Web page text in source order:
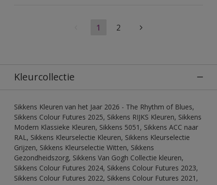
1 2
Kleurcollectie
Sikkens Kleuren van het Jaar 2026 - The Rhythm of Blues,
Sikkens Colour Futures 2025, Sikkens RIJKS Kleuren, Sikkens
Modern Klassieke Kleuren, Sikkens 5051, Sikkens ACC naar
RAL, Sikkens Kleurselectie Kleuren, Sikkens Kleurselectie
Grijzen, Sikkens Kleurselectie Witten, Sikkens
Gezondheidszorg, Sikkens Van Gogh Collectie kleuren,
Sikkens Colour Futures 2024, Sikkens Colour Futures 2023,
Sikkens Colour Futures 2022, Sikkens Colour Futures 2021,